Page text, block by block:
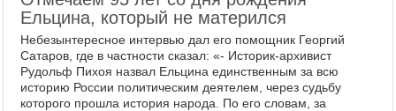
Фототоп
Видеотоп
Ельцина, который не матерился
Небезынтересное интервью дал его помощник Георгий
Сатаров, где в частности сказал: «- Историк-архивист
Рудольф Пихоя назвал Ельцина единственным за всю
историю России политическим деятелем, через судьбу
которого прошла история народа. По его словам, за